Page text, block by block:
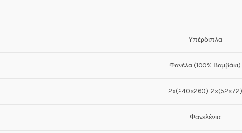
Υπέρδιπλα
Φανέλα (100% Βαμβάκι)
2x(240×260)-2x(52×72)
Φανελένια